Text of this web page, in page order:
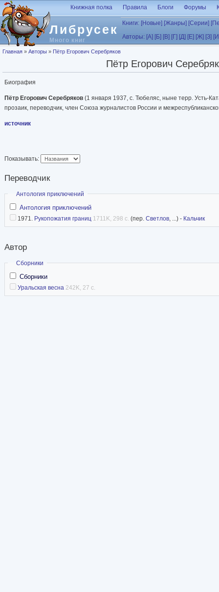
Перейти к основному содержанию
Либрусек
Много книг
Книжная полка Правила Блоги Форумы
Книги: [Новые] [Жанры] [Серии]
Авторы: [А] [Б] [В] [Г] [Д] [Е] [Ж] [З]
Вы здесь
Главная » Авторы » Пётр Егорович Серебряков
Пётр Егорович
Биография
Пётр Егорович Серебряков (1 января 1937, с. Тюбеляс, ныне терр. Усть-
прозаик, переводчик, член Союза журналистов России и
источник
Показывать:
Переводчик
Скрыть
Антология приключений
Антология приключений
1971. Рукопожатия границ 1711K, 298 с. (пер. Светлов, ...) - Кальчик
Автор
Скрыть
Сборники
Сборники
Уральская весна 242K, 27 с.